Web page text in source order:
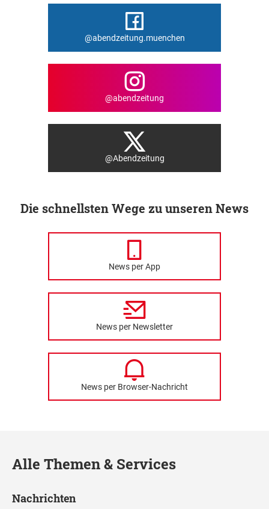
@abendzeitung.muenchen
@abendzeitung
@Abendzeitung
Die schnellsten Wege zu unseren News
News per App
News per Newsletter
News per Browser-Nachricht
Alle Themen & Services
Nachrichten